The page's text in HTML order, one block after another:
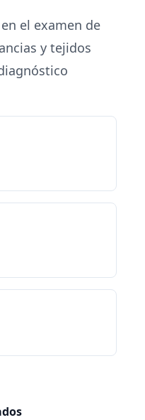
el examen de
y tejidos